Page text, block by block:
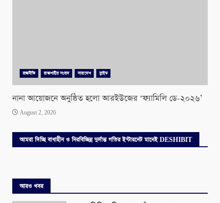
রাজনীতি রাজশাহীর সংবাদ সারাদেশ স্লাইড
নানা আয়োজনে অনুষ্ঠিত হলো আরইউজের ‘ফ্যামিলি ডে-২০২৬’
August 2, 2026
আমরা দিচ্ছি বাধাহীন ও নিরবিচ্ছিন্ন দুর্দান্ত গতির ইন্টারনেট মানেই DESHIBIT
আরও খবর